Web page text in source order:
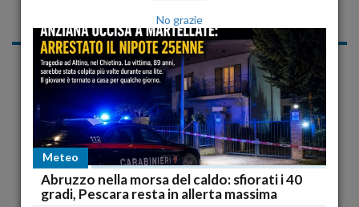
Liste comunali 2014
« 1 2 3 4 5 6 7 »
Rapino 2014, ROCCO MICUCCI contro ROCCO
COCCIAGLIA, preferenze, liste, nomi candidati
ROCCO COCCIAGLIA CARMELITA AMOROSO FABRIZIO
COSTANTINI ANDREA OLIVA ROSALBA MASCIOLI
ROCCO...
No grazie
Meteo
Abruzzo nella morsa del caldo: sfiorati i 40
gradi, Pescara resta in allerta massima